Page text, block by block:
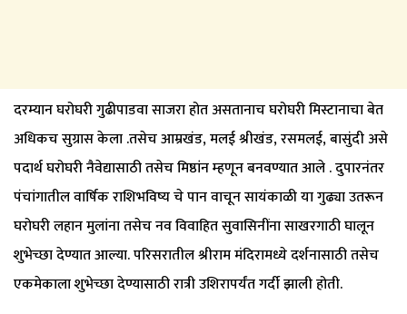
दरम्यान घरोघरी गुढीपाडवा साजरा होत असतानाच घरोघरी मिस्टानाचा बेत
अधिकच सुग्रास केला .तसेच आम्रखंड, मलई श्रीखंड, रसमलई, बासुंदी असे
पदार्थ घरोघरी नैवेद्यासाठी तसेच मिष्ठांन म्हणून बनवण्यात आले . दुपारनंतर
पंचांगातील वार्षिक राशिभविष्य चे पान वाचून सायंकाळी या गुढ्या उतरून
घरोघरी लहान मुलांना तसेच नव विवाहित सुवासिनींना साखरगाठी घालून
शुभेच्छा देण्यात आल्या. परिसरातील श्रीराम मंदिरामध्ये दर्शनासाठी तसेच
एकमेकाला शुभेच्छा देण्यासाठी रात्री उशिरापर्यंत गर्दी झाली होती.